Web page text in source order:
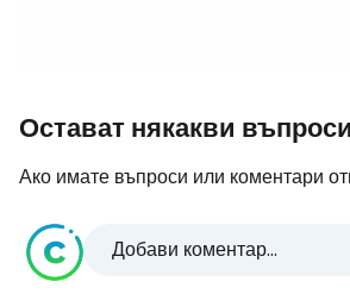
Остават някакви
Ако имате въпроси или коментари
Добави коментар...